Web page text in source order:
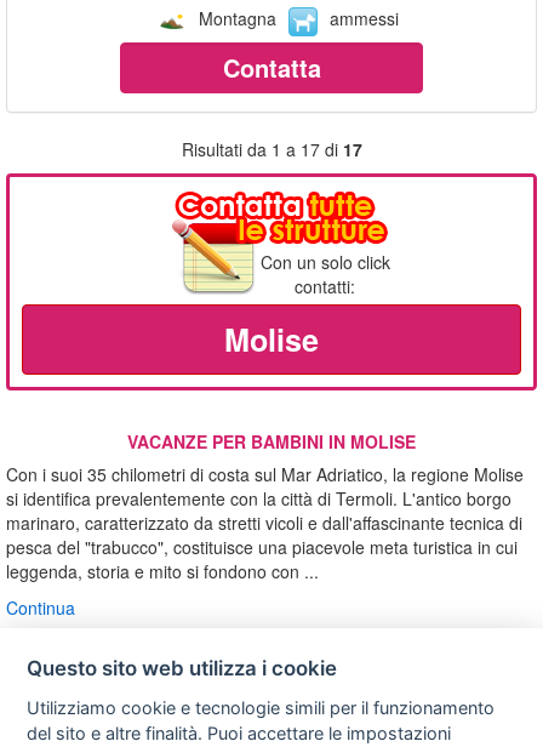
Montagna
ammessi
Contatta
Risultati da 1 a 17 di 17
Con un solo click
contatti:
Molise
VACANZE PER BAMBINI IN MOLISE
Con i suoi 35 chilometri di costa sul Mar Adriatico, la regione Molise
si identifica prevalentemente con la città di Termoli. L'antico borgo
marinaro, caratterizzato da stretti vicoli e dall'affascinante tecnica di
pesca del "trabucco", costituisce una piacevole meta turistica in cui
leggenda, storia e mito si fondono con ...
Continua
Privacy
policy
Avviso
legale
Scrivici
Questo sito web utilizza i cookie
Utilizziamo cookie e tecnologie simili per il funzionamento
del sito e altre finalità. Puoi accettare le impostazioni